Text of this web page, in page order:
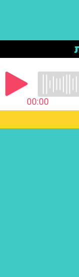
00:00